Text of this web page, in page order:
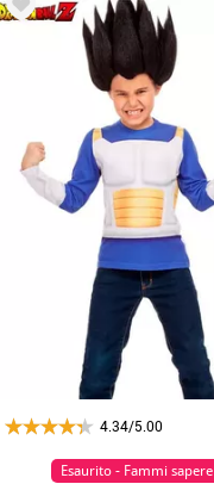
4.34/5.00
Esaurito - Fammi sapere